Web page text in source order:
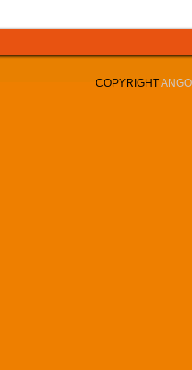
COPYRIGHT